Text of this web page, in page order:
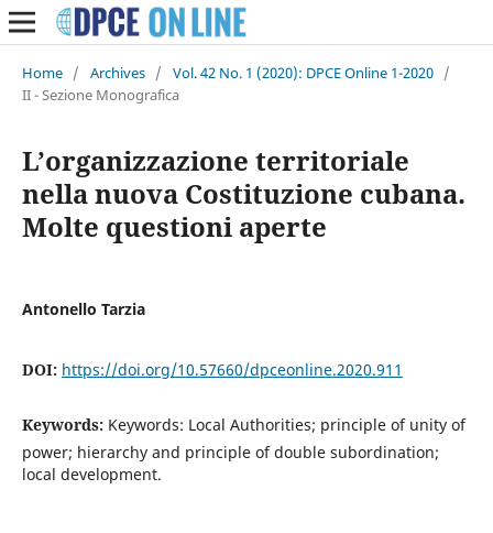
Home / Archives / Vol. 42 No. 1 (2020): DPCE Online 1-2020 /
II - Sezione Monografica
L’organizzazione territoriale
nella nuova Costituzione cubana.
Molte questioni aperte
Antonello Tarzia
DOI: https://doi.org/10.57660/dpceonline.2020.911
Keywords: Keywords: Local Authorities; principle of unity of
power; hierarchy and principle of double subordination;
local development.